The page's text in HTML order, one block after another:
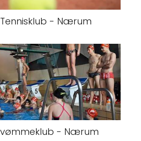
- Nærum
- Nærum